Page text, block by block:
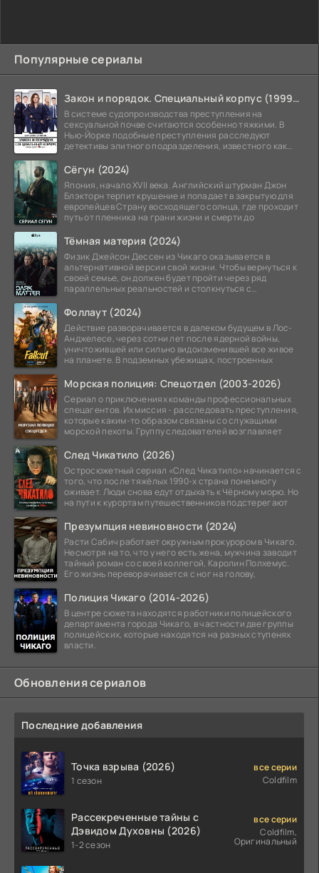
Популярные сериалы
Закон и порядок. Специальный корпус (1999-2026)
В системе судопроизводства преступления на
сексуальной почве считаются особенно тяжкими. В
Нью-Йорке подобные преступления расследуют
детективы элитного подразделения, известного как
Сёгун (2024)
Япония, начало XVII века. Английский штурман Джон
Блэкторн терпит крушение и попадает в закрытую для
европейцев Страну восходящего солнца, где проходит
путь от пленника на грани жизни и смерти до
Тёмная материя (2024)
Физик Джейсон Дессен из Чикаго оказывается в
альтернативной версии свой жизни. Чтобы вернуться к
своей семье, он должен будет пройти через ряд
параллельных реальностей и столкнуться с
Фоллаут (2024)
Действие разворачивается в далеком будущем в Лос-
Анджелесе, через сотни лет после ядерной войны,
уничтожившей или сильно видоизменившей все живое
на планете. В подземных убежищах, построенных
Морская полиция: Спецотдел (2003-2026)
Сериал о приключениях команды профессиональных
спецагентов. Их миссия - расследовать преступления,
которые каким-то образом связаны со служащими
морской пехоты. Группу следователей возглавляет
След Чикатило (2026)
Остросюжетный сериал «След Чикатило» начинается с
того, что после тяжёлых 1990-х страна понемногу
оживает. Люди снова едут отдыхать к Чёрному морю. Но
на пути к курортам путешественников подстерегают
Презумпция невиновности (2024)
Расти Сабич работает окружным прокурором в Чикаго.
Несмотря на то, что у него есть жена, мужчина заводит
тайный роман со своей коллегой, Каролин Полхемус.
Его жизнь переворачивается с ног на голову,
Полиция Чикаго (2014-2026)
В центре сюжета находятся работники полицейского
департамента города Чикаго, в частности две группы
полицейских, которые находятся на разных ступенях
власти.
Обновления сериалов
Последние добавления
Точка взрыва (2026)
1 сезон
все серии
Coldfilm
Рассекреченные тайны с
Дэвидом Духовны (2026)
1-2 сезон
все серии
Coldfilm,
Оригинальный